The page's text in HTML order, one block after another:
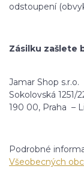
odstoupení
Zásilku zašlete
Jamar Shop s.r.o.
Sokolovská 1251/
190 00, Praha –
Podrobné
Všeobecných